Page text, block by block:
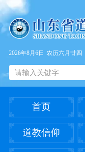
2026年8月6日 农历六月廿四
首页
道教信仰